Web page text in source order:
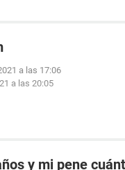
a las 17:06
a las 20:05
y mi pene